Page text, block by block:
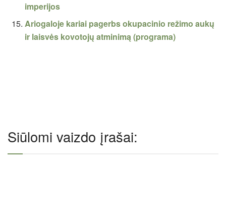
imperijos
Ariogaloje kariai pagerbs okupacinio režimo aukų
ir laisvės kovotojų atminimą (programa)
Siūlomi vaizdo įrašai: